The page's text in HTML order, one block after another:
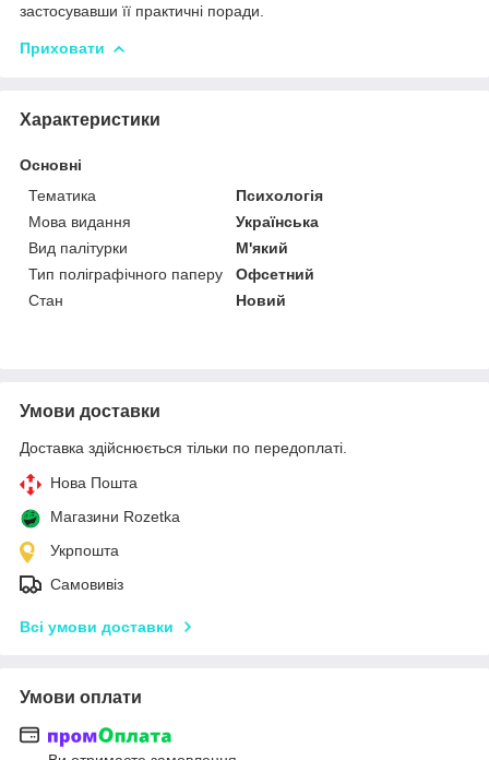
застосувавши її практичні поради.
Приховати
Характеристики
Основні
Тематика
Психологія
Мова видання
Українська
Вид палітурки
М'який
Тип поліграфічного паперу
Офсетний
Стан
Новий
Умови доставки
Доставка здійснюється тільки по передоплаті.
Нова Пошта
Магазини Rozetka
Укрпошта
Самовивіз
Всі умови доставки
Умови оплати